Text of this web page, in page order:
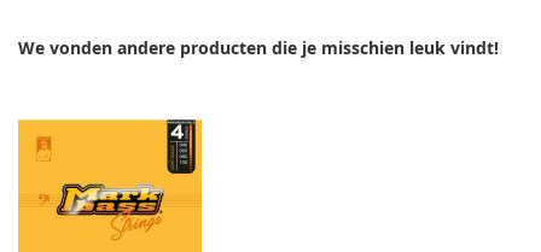
We vonden andere producten die je misschien leuk vindt!